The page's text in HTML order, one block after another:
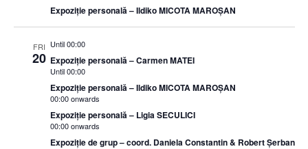
Expoziție personală – Ildiko MICOTA MAROȘAN
FRI
20
Until 00:00
Expoziție personală – Carmen MATEI
Until 00:00
Expoziție personală – Ildiko MICOTA MAROȘAN
00:00 onwards
Expoziție personală – Ligia SECULICI
00:00 onwards
Expoziție de grup – coord. Daniela Constantin & Robert Șerban